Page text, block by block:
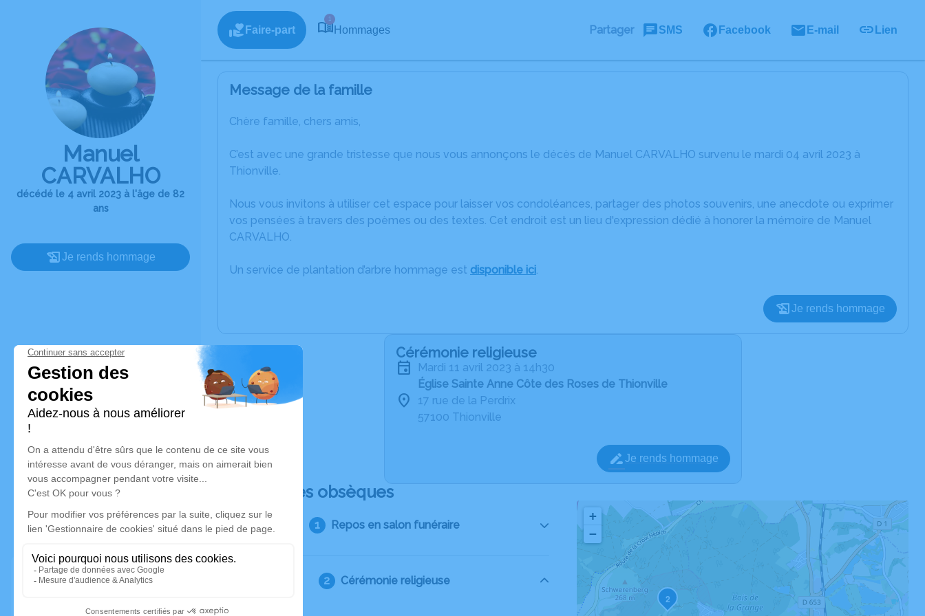
Manuel
CARVALHO
décédé le 4 avril 2023 à l'âge de 82
ans
Je rends hommage
Faire-part
1
Hommages Partager SMS Facebook E-mail Lien
Message de la famille
Chère famille, chers amis,
C’est avec une grande tristesse que nous vous annonçons le décès de Manuel CARVALHO survenu le mardi 04 avril 2023 à
Thionville.
Nous vous invitons à utiliser cet espace pour laisser vos condoléances, partager des photos souvenirs, une anecdote ou exprimer
vos pensées à travers des poèmes ou des textes. Cet endroit est un lieu d'expression dédié à honorer la mémoire de Manuel
CARVALHO.
Un service de plantation d’arbre hommage est disponible ici.
Je rends hommage
Cérémonie religieuse
mardi 11 avril 2023 à 14h30
Église Sainte Anne Côte des Roses de Thionville
17 rue de la Perdrix
57100 Thionville
Je rends hommage
Déroulé des obsèques
Repos en salon funéraire
Cérémonie religieuse
2
+
−